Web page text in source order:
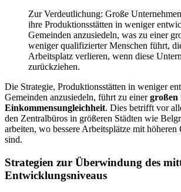
Zur Verdeutlichung: Große
ihre Produktionsstätten in weniger
Gemeinden anzusiedeln, was zu einer
weniger qualifizierter Menschen führt,
Arbeitsplatz verlieren, wenn diese
zurückziehen.
Die Strategie, Produktionsstätten in weniger
Gemeinden anzusiedeln, führt zu einergroßen
Einkommensungleichheit. Dies betrifft vor
den Zentralbüros in größeren Städten wie
arbeiten, wo bessere Arbeitsplätze mit höheren
sind.
Strategien zur Überwindung des
Entwicklungsniveaus